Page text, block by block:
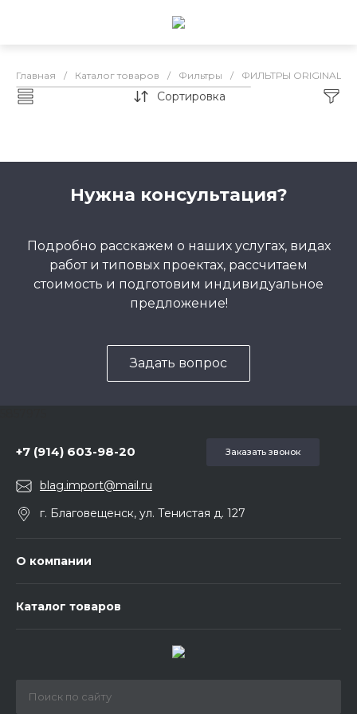
Главная / Каталог товаров / Фильтры / ФИЛЬТРЫ ORIGINAL
Масляный картридж
Сортировка
Нужна консультация?
Подробно расскажем о наших услугах, видах
работ и типовых проектах, рассчитаем
стоимость и подготовим индивидуальное
предложение!
Задать вопрос
+7 (914) 603-98-20 Заказать звонок
blag.import@mail.ru
г. Благовещенск, ул. Тенистая д. 127
О компании
Каталог товаров